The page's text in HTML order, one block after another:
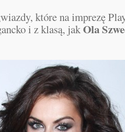
które na imprezę
i z klasą, jakOla